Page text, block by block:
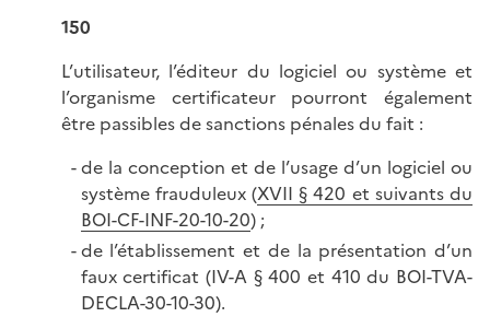
150
L’utilisateur, l’éditeur du logiciel ou système et
l’organisme certificateur pourront également
être passibles de sanctions pénales du fait :
de la conception et de l’usage d’un logiciel ou
système frauduleux (XVII § 420 et suivants du
BOI-CF-INF-20-10-20) ;
de l’établissement et de la présentation d’un
faux certificat (IV-A § 400 et 410 du BOI-TVA-
DECLA-30-10-30).